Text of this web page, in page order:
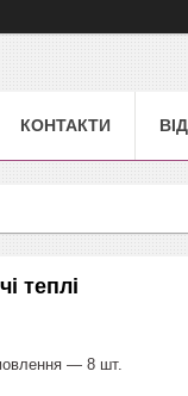
КОНТАКТИ
теплі
— 8 шт.